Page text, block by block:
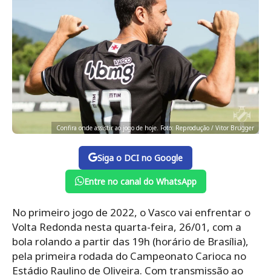
Confira onde assistir ao jogo de hoje. Foto: Reprodução / Vitor Brugger
Siga o DCI no Google
Entre no canal do WhatsApp
No primeiro jogo de 2022, o Vasco vai enfrentar o
Volta Redonda nesta quarta-feira, 26/01, com a
bola rolando a partir das 19h (horário de Brasília),
pela primeira rodada do Campeonato Carioca no
Estádio Raulino de Oliveira. Com transmissão ao